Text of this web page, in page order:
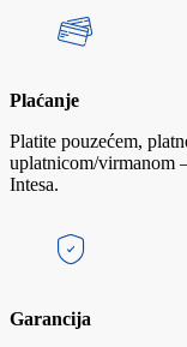
Plaćanje
Platite pouzećem,
uplatnicom/virmanom
Intesa.
Garancija